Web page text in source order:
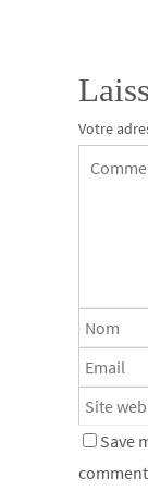
Votre
Save